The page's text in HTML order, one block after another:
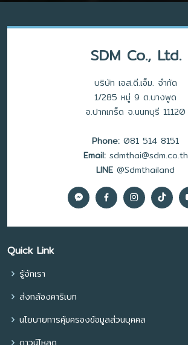
SDM Co., Ltd.
บริษัท เอส.ดี.เอ็ม. จำกัด
1/285 หมู่ 9 ต.บางพูด
อ.ปากเกร็ด จ.นนทบุรี 11120
Phone: 081 514 8151
Email:sdmthai@sdm.co.th
LINE @Sdmthailand
Quick Link
รู้จักเรา
ส่งกล้องคาริเบท
นโยบายการคุ้มครองข้อมูลส่วนบุคคล